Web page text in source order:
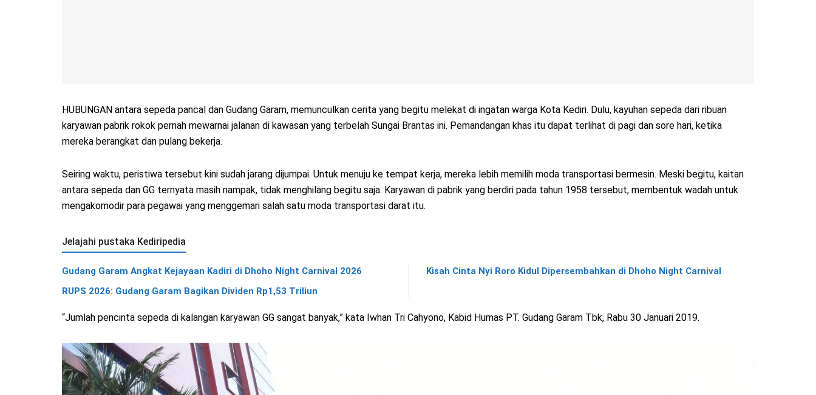
HUBUNGAN antara sepeda pancal dan Gudang Garam, memunculkan cerita yang begitu melekat di ingatan warga Kota Kediri. Dulu, kayuhan sepeda dari ribuan
karyawan pabrik rokok pernah mewarnai jalanan di kawasan yang terbelah Sungai Brantas ini. Pemandangan khas itu dapat terlihat di pagi dan sore hari, ketika
mereka berangkat dan pulang bekerja.
Seiring waktu, peristiwa tersebut kini sudah jarang dijumpai. Untuk menuju ke tempat kerja, mereka lebih memilih moda transportasi bermesin. Meski begitu, kaitan
antara sepeda dan GG ternyata masih nampak, tidak menghilang begitu saja. Karyawan di pabrik yang berdiri pada tahun 1958 tersebut, membentuk wadah untuk
mengakomodir para pegawai yang menggemari salah satu moda transportasi darat itu.
Jelajahi pustaka Kediripedia
Gudang Garam Angkat Kejayaan Kadiri di Dhoho Night Carnival 2026
RUPS 2026: Gudang Garam Bagikan Dividen Rp1,53 Triliun
Kisah Cinta Nyi Roro Kidul Dipersembahkan di Dhoho Night Carnival
“Jumlah pencinta sepeda di kalangan karyawan GG sangat banyak,” kata Iwhan Tri Cahyono, Kabid Humas PT. Gudang Garam Tbk, Rabu 30 Januari 2019.